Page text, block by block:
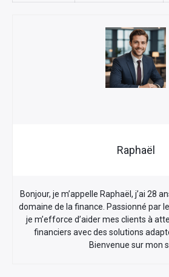
Raphaël
Bonjour, je m’appelle Raphaël, j’ai 28
domaine de la finance. Passionné par
je m’efforce d’aider mes clients à
financiers avec des solutions
Bienvenue sur mon